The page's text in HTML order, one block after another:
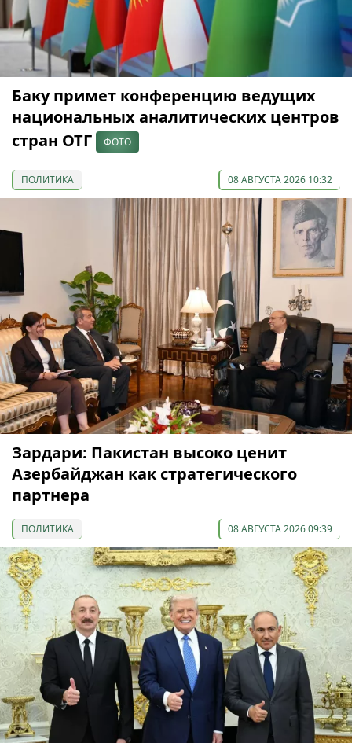
Баку примет конференцию ведущих
национальных аналитических центров
стран ОТГ
ФОТО
ПОЛИТИКА 08 АВГУСТА 2026 10:32
Зардари: Пакистан высоко ценит
Азербайджан как стратегического
партнера
ПОЛИТИКА 08 АВГУСТА 2026 09:39